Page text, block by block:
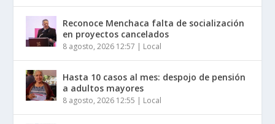
Reconoce Menchaca falta de socialización
en proyectos cancelados
8 agosto, 2026 12:57 | Local
Hasta 10 casos al mes: despojo de pensión
a adultos mayores
8 agosto, 2026 12:55 | Local